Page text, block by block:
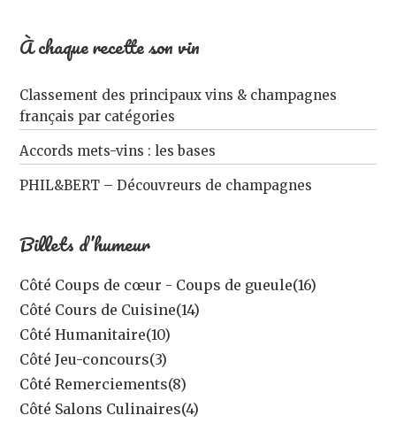
À chaque recette son vin
Classement des principaux vins & champagnes
français par catégories
Accords mets-vins : les bases
PHIL&BERT – Découvreurs de champagnes
Billets d’humeur
Côté Coups de cœur - Coups de gueule(16)
Côté Cours de Cuisine(14)
Côté Humanitaire(10)
Côté Jeu-concours(3)
Côté Remerciements(8)
Côté Salons Culinaires(4)